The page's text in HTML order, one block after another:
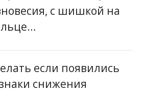
с шишкой на
если появились
снижения